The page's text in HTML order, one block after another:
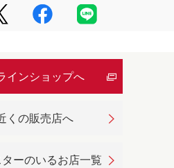
インショップへ
くの販売店へ
ーのいるお店一覧